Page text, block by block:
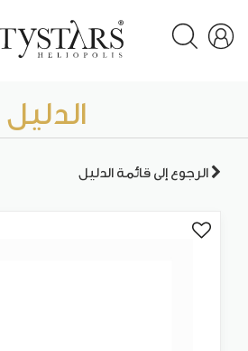
الدليل
الرجوع إلى قائمة الدليل